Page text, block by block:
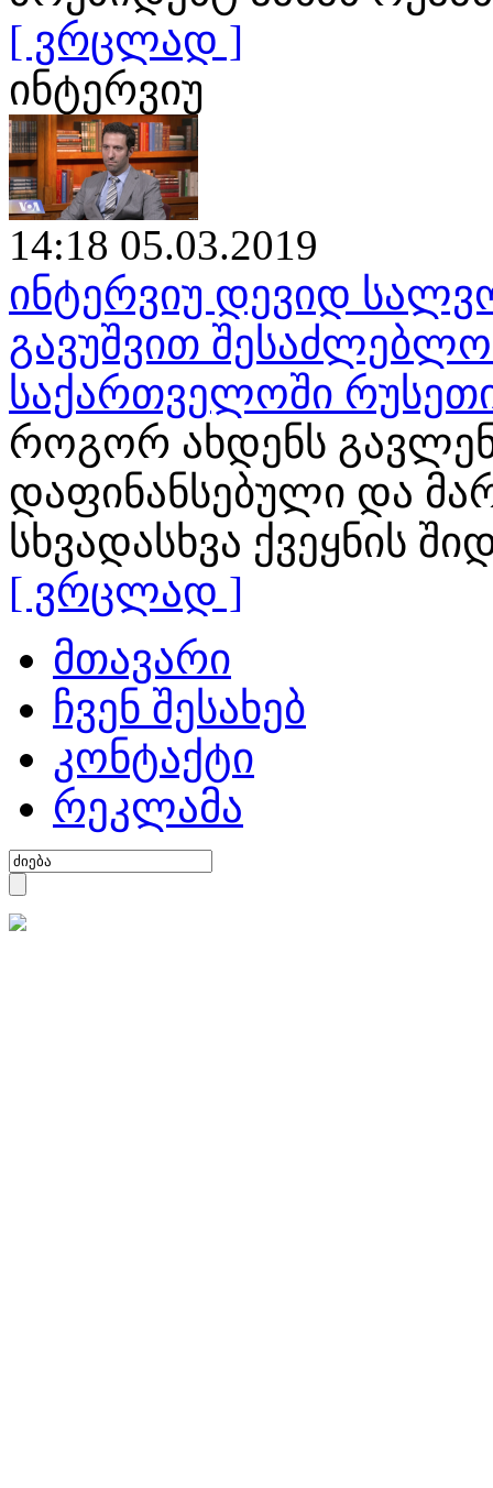
[ ვრცლად ]
ინტერვიუ
14:18 05.03.2019
ინტერვიუ დევიდ
გავუშვით
საქართველოში
როგორ ახდენს
დაფინანსებული და
სხვადასხვა ქვეყნის
[ ვრცლად ]
მთავარი
ჩვენ შესახებ
კონტაქტი
რეკლამა